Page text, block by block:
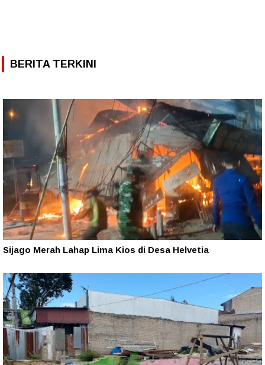
BERITA TERKINI
Sijago Merah Lahap Lima Kios di Desa Helvetia